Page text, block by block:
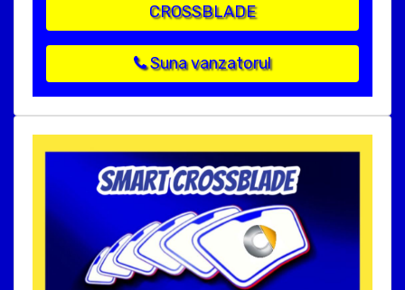
CROSSBLADE
Suna vanzatorul